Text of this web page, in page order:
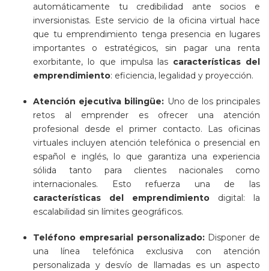
automáticamente tu credibilidad ante socios e
inversionistas. Este servicio de la oficina virtual hace
que tu emprendimiento tenga presencia en lugares
importantes o estratégicos, sin pagar una renta
exorbitante, lo que impulsa las características del
emprendimiento: eficiencia, legalidad y proyección.
Atención ejecutiva bilingüe: Uno de los principales
retos al emprender es ofrecer una atención
profesional desde el primer contacto. Las oficinas
virtuales incluyen atención telefónica o presencial en
español e inglés, lo que garantiza una experiencia
sólida tanto para clientes nacionales como
internacionales. Esto refuerza una de las
características del emprendimiento digital: la
escalabilidad sin límites geográficos.
Teléfono empresarial personalizado: Disponer de
una línea telefónica exclusiva con atención
personalizada y desvío de llamadas es un aspecto